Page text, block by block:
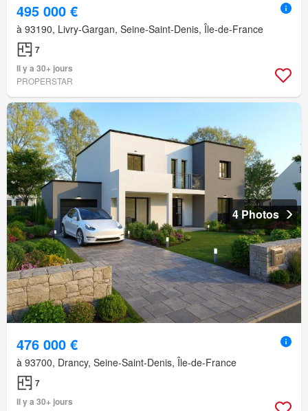
495 000 €
à 93190, Livry-Gargan, Seine-Saint-Denis, Île-de-France
7
Il y a 30+ jours
PROPERSTAR
4 Photos
476 000 €
à 93700, Drancy, Seine-Saint-Denis, Île-de-France
7
Il y a 30+ jours